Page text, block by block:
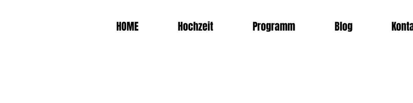
HOME Hochzeit Programm Blog